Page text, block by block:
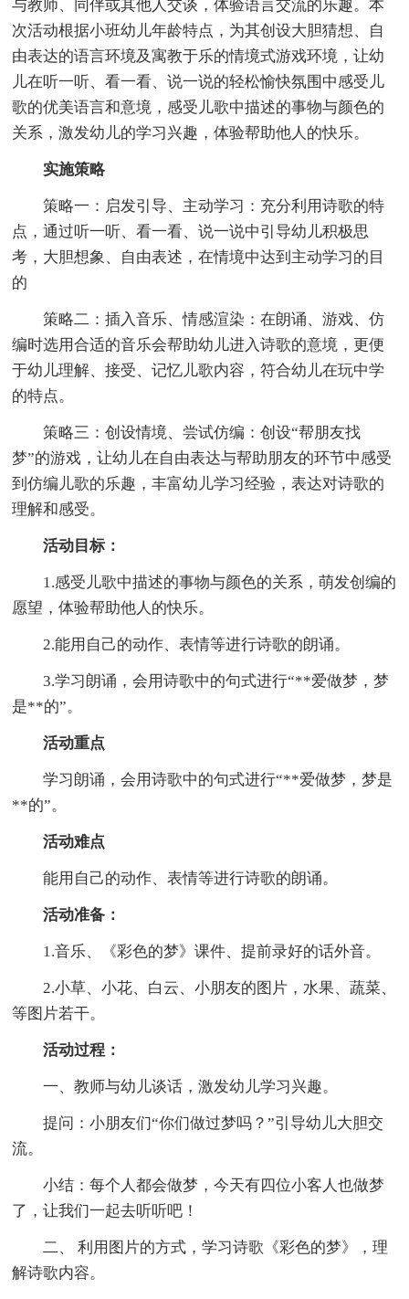
与教师、同伴或其他人交谈，体验语言交流的乐趣。本
次活动根据小班幼儿年龄特点，为其创设大胆猜想、自
由表达的语言环境及寓教于乐的情境式游戏环境，让幼
儿在听一听、看一看、说一说的轻松愉快氛围中感受儿
歌的优美语言和意境，感受儿歌中描述的事物与颜色的
关系，激发幼儿的学习兴趣，体验帮助他人的快乐。
实施策略
策略一：启发引导、主动学习：充分利用诗歌的特
点，通过听一听、看一看、说一说中引导幼儿积极思
考，大胆想象、自由表述，在情境中达到主动学习的目
的
策略二：插入音乐、情感渲染：在朗诵、游戏、仿
编时选用合适的音乐会帮助幼儿进入诗歌的意境，更便
于幼儿理解、接受、记忆儿歌内容，符合幼儿在玩中学
的特点。
策略三：创设情境、尝试仿编：创设“帮朋友找
梦”的游戏，让幼儿在自由表达与帮助朋友的环节中感受
到仿编儿歌的乐趣，丰富幼儿学习经验，表达对诗歌的
理解和感受。
活动目标：
1.感受儿歌中描述的事物与颜色的关系，萌发创编的
愿望，体验帮助他人的快乐。
2.能用自己的动作、表情等进行诗歌的朗诵。
3.学习朗诵，会用诗歌中的句式进行“**爱做梦，梦
是**的”。
活动重点
学习朗诵，会用诗歌中的句式进行“**爱做梦，梦是
**的”。
活动难点
能用自己的动作、表情等进行诗歌的朗诵。
活动准备：
1.音乐、《彩色的梦》课件、提前录好的话外音。
2.小草、小花、白云、小朋友的图片，水果、蔬菜、
等图片若干。
活动过程：
一、教师与幼儿谈话，激发幼儿学习兴趣。
提问：小朋友们“你们做过梦吗？”引导幼儿大胆交
流。
小结：每个人都会做梦，今天有四位小客人也做梦
了，让我们一起去听听吧！
二、 利用图片的方式，学习诗歌《彩色的梦》，理
解诗歌内容。